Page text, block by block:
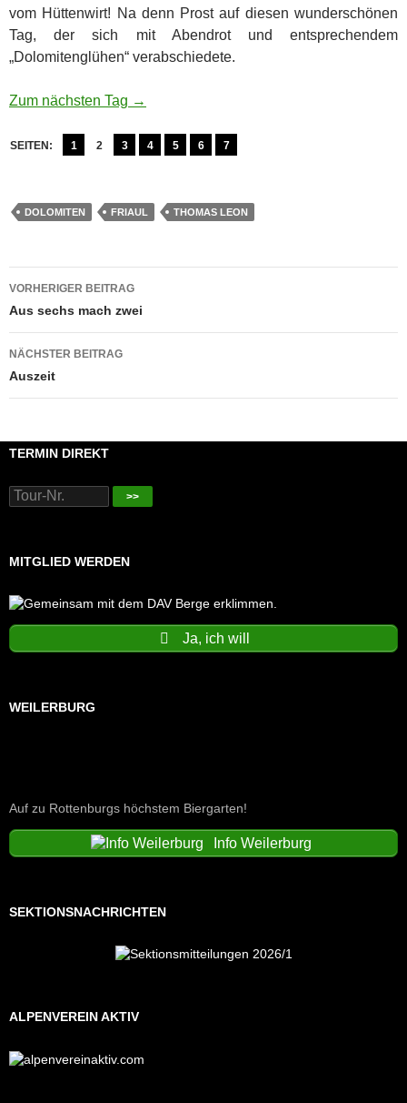
vom Hüttenwirt! Na denn Prost auf diesen wunderschönen
Tag, der sich mit Abendrot und entsprechendem
„Dolomitenglühen“ verabschiedete.
Zum nächsten Tag →
SEITEN: 1 2 3 4 5 6 7
DOLOMITEN FRIAUL THOMAS LEON
Beitragsnavigation
VORHERIGER BEITRAG
Aus sechs mach zwei
NÄCHSTER BEITRAG
Auszeit
TERMIN DIREKT
>>
MITGLIED WERDEN
Ja, ich will
WEILERBURG
Auf zu Rottenburgs höchstem Biergarten!
Info Weilerburg
SEKTIONSNACHRICHTEN
ALPENVEREIN AKTIV